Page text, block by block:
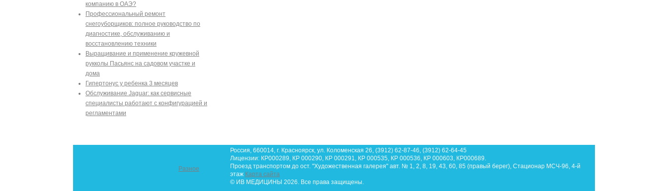
компанию в ОАЭ?
Профессиональный ремонт
снегоуборщиков: полное руководство по
диагностике, обслуживанию и
восстановлению техники
Выращивание и применение кружевной
рукколы Пасьянс на садовом участке и
дома
Гипертонус у ребенка 3 месяцев
Обслуживание Jaguar: как сервисные
специалисты работают с конфигурацией и
регламентами
Разное
Россия, 660014, г. Красноярск, ул. Коломенская 26, (3912) 62-87-46, (3912) 62-64-45
Лицензии: КР000289, КР 000290, КР 000291, КР 000535, КР 000536, КР 000603, КР000689.
Проезд транспортом до ост. "Художественная галерея" авт. № 1, 2, 8, 19, 43, 60, 85 (правый берег), Стационар МСЧ-96, 4-й
этаж Карта сайта
© ИВ МЕДИЦИНЫ 2026. Все права защищены.